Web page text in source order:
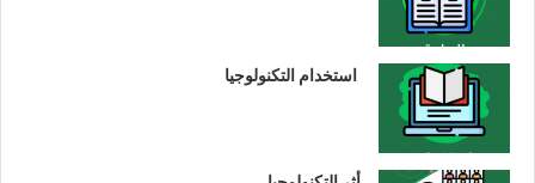
استخدام التكنولوجيا